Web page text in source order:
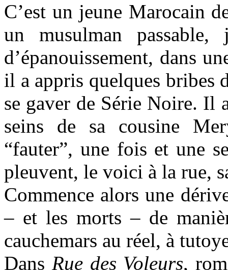
C’est un jeune Marocain
un musulman
d’épanouissement, dans
il a appris quelques bribes
se gaver de Série Noire. Il
seins de sa cousine
“fauter”, une fois et une
pleuvent, le voici à la rue,
Commence alors une
– et les morts – de
cauchemars au réel, à
Dans Rue des Voleurs,